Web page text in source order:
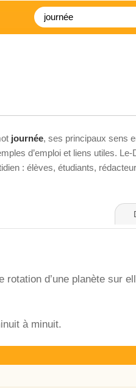
journée, ses principaux sens
d’emploi et liens utiles.
: élèves, étudiants,
rotation d’une planète sur
à minuit.